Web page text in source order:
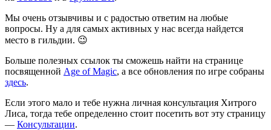
Мы очень отзывчивы и с радостью ответим на любые
вопросы. Ну а для самых активных у нас всегда найдется
место в гильдии. 😉
Больше полезных ссылок ты сможешь найти на странице
посвященной Age of Magic, а все обновления по игре собраны
здесь.
Если этого мало и тебе нужна личная консультация Хитрого
Лиса, тогда тебе определенно стоит посетить вот эту страницу
— Консультации.